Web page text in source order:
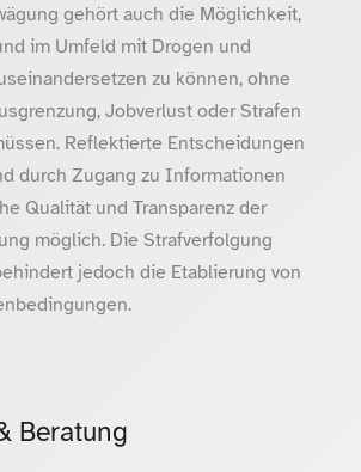
gehört auch die Möglichkeit,
im Umfeld mit Drogen und
zu können, ohne
Jobverlust oder Strafen
Reflektierte Entscheidungen
durch Zugang zu Informationen
Qualität und Transparenz der
möglich. Die Strafverfolgung
jedoch die Etablierung von
Beratung